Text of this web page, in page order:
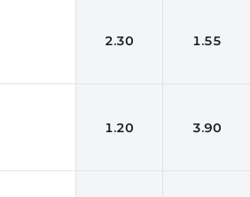
2.30 1.55
1.20 3.90